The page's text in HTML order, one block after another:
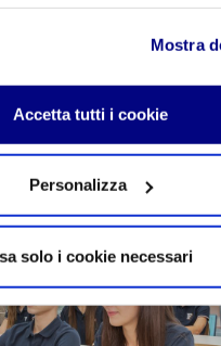
Mostra
Accetta tutti i cookie
Personalizza
solo i cookie necessari